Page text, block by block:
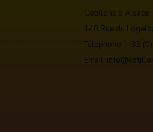
Cotillons d'Alsace
140 Rue du
Téléphone: + 33
Email: